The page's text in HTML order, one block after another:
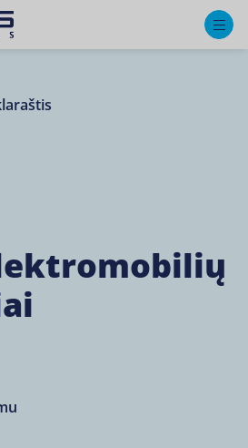
Twitter